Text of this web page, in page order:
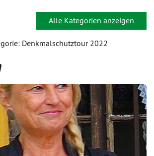
Alle Kategorien anzeigen
Denkmalschutztour 2022